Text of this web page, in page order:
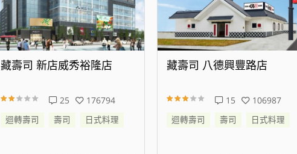
藏壽司 八德興豐路店
15
106987
迴轉壽司
壽司 日式料理
藏壽司 松江南京店
94
472526
迴轉壽司
壽司 日式料理